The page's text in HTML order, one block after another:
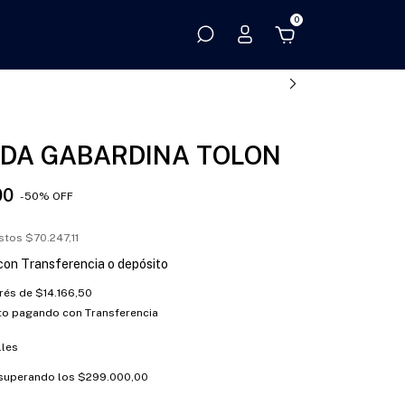
0
GABARDINA TOLON
-50% OFF
$70.247,11
Transferencia o depósito
de $14.166,50
pagando con Transferencia
los $299.000,00